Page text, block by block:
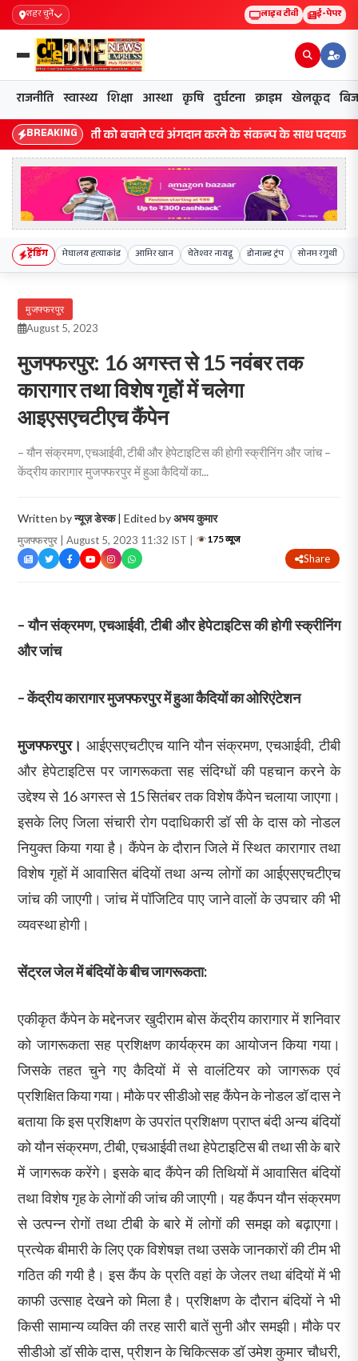
शहर चुनें लाइव टीवी ई-पेपर
राजनीति स्वास्थ्य शिक्षा आस्था कृषि दुर्घटना क्राइम खेलकूद
BREAKING
धरती को बचाने एवं अंगदान करने के संकल्प के साथ पदयात्रा का हुआ
ट्रेंडिंग मेघालय हत्याकांड आमिर खान चेतेश्वर नायडू डोनाल्ड ट्रंप सोनम रगुथी
मुजफ्फरपुर
August 5, 2023
मुजफ्फरपुर: 16 अगस्त से 15 नवंबर तक
कारागार तथा विशेष गृहों में चलेगा
आइएसएचटीएच कैंपेन
– यौन संक्रमण, एचआईवी, टीबी और हेपेटाइटिस की होगी स्क्रीनिंग और जांच –
केंद्रीय कारागार मुजफ्फरपुर में हुआ कैदियों का...
Written byन्यूज़ डेस्क| Edited byअभय कुमार
मुजफ्फरपुर | August 5, 2023 11:32 IST | 175 व्यूज
Share
– यौन संक्रमण, एचआईवी, टीबी और हेपेटाइटिस की होगी स्क्रीनिंग
और जांच
– केंद्रीय कारागार मुजफ्फरपुर में हुआ कैदियों का ओरिएंटेशन
मुजफ्फरपुर। आईएसएचटीएच यानि यौन संक्रमण, एचआईवी, टीबी
और हेपेटाइटिस पर जागरूकता सह संदिग्धों की पहचान करने के
उद्देश्य से 16 अगस्त से 15 सितंबर तक विशेष कैंपेन चलाया जाएगा।
इसके लिए जिला संचारी रोग पदाधिकारी डॉ सी के दास को नोडल
नियुक्त किया गया है। कैंपेन के दौरान जिले में स्थित कारागार तथा
विशेष गृहों में आवासित बंदियों तथा अन्य लोगों का आईएसएचटीएच
जांच की जाएगी। जांच में पॉजिटिव पाए जाने वालों के उपचार की भी
व्यवस्था होगी।
सेंट्रल जेल में बंदियों के बीच जागरूकता:
एकीकृत कैंपेन के मद्देनजर खुदीराम बोस केंद्रीय कारागार में शनिवार
को जागरूकता सह प्रशिक्षण कार्यक्रम का आयोजन किया गया।
जिसके तहत चुने गए कैदियों में से वालंटियर को जागरूक एवं
प्रशिक्षित किया गया। मौके पर सीडीओ सह कैंपेन के नोडल डॉ दास ने
बताया कि इस प्रशिक्षण के उपरांत प्रशिक्षण प्राप्त बंदी अन्य बंदियों
को यौन संक्रमण, टीबी, एचआईवी तथा हेपेटाइटिस बी तथा सी के बारे
में जागरूक करेंगे। इसके बाद कैंपेन की तिथियों में आवासित बंदियों
तथा विशेष गृह के लेागों की जांच की जाएगी। यह कैंपन यौन संक्रमण
से उत्पन्न रोगों तथा टीबी के बारे में लोगों की समझ को बढ़ाएगा।
प्रत्येक बीमारी के लिए एक विशेषज्ञ तथा उसके जानकारों की टीम भी
गठित की गयी है। इस कैंप के प्रति वहां के जेलर तथा बंदियों में भी
काफी उत्साह देखने को मिला है। प्रशिक्षण के दौरान बंदियों ने भी
किसी सामान्य व्यक्ति की तरह सारी बातें सुनी और समझी। मौके पर
सीडीओ डॉ सीके दास, प्रीशन के चिकित्सक डॉ उमेश कुमार चौधरी,